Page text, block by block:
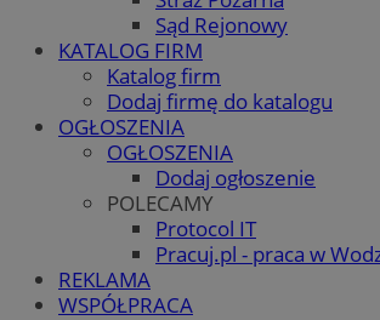
Sąd Rejonowy
KATALOG FIRM
Katalog firm
Dodaj firmę do katalogu
OGŁOSZENIA
OGŁOSZENIA
Dodaj ogłoszenie
POLECAMY
Protocol IT
Pracuj.pl - praca w
REKLAMA
WSPÓŁPRACA